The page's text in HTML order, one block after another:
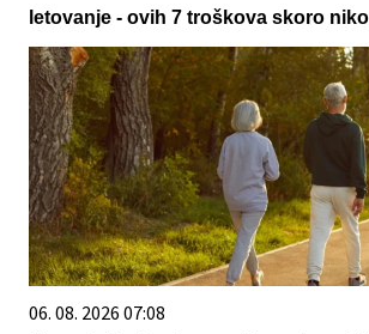
letovanje - ovih 7 troškova skoro
06. 08. 2026 07:08